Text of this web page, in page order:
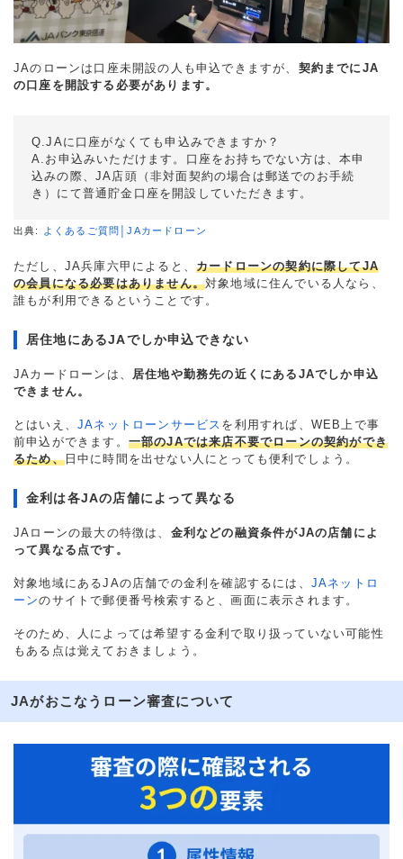
JAのローンは口座未開設の人も申込できますが、 契約までにJA
の口座を開設する必要があります。
Q.JAに口座がなくても申込みできますか？
A.お申込みいただけます。口座をお持ちでない方は、本申
込みの際、JA店頭（非対面契約の場合は郵送でのお手続
き）にて普通貯金口座を開設していただきます。
出典: よくあるご質問│JAカードローン
ただし、JA兵庫六甲によると、 カードローンの契約に際してJA
の会員になる必要はありません。対象地域に住んでいる人なら、
誰もが利用できるということです。
居住地にあるJAでしか申込できない
JAカードローンは、
居住地や勤務先の近くにあるJAでしか申込
できません。
とはいえ、 JAネットローンサービス を利用すれば、WEB上で事
前申込ができます。 一部のJAでは来店不要でローンの契約ができ
るため、日中に時間を出せない人にとっても便利でしょう。
金利は各JAの店舗によって異なる
JAローンの最大の特徴は、 金利などの融資条件がJAの店舗によ
って異なる点です。
対象地域にあるJAの店舗での金利を確認するには、 JAネットロ
ーンのサイトで郵便番号検索すると、画面に表示されます。
そのため、人によっては希望する金利で取り扱っていない可能性
もある点は覚えておきましょう。
JAがおこなうローン審査について